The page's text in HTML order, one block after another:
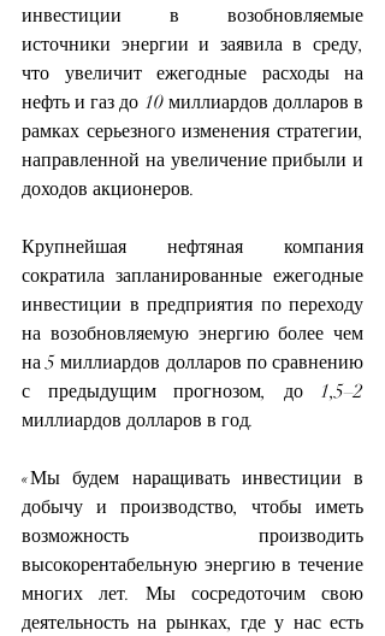
инвестиции в возобновляемые
источники энергии и заявила в среду,
что увеличит ежегодные расходы на
нефть и газ до 10 миллиардов долларов в
рамках серьезного изменения стратегии,
направленной на увеличение прибыли и
доходов акционеров.
Крупнейшая нефтяная компания
сократила запланированные ежегодные
инвестиции в предприятия по переходу
на возобновляемую энергию более чем
на 5 миллиардов долларов по сравнению
с предыдущим прогнозом, до 1,5–2
миллиардов долларов в год.
«Мы будем наращивать инвестиции в
добычу и производство, чтобы иметь
возможность производить
высокорентабельную энергию в течение
многих лет. Мы сосредоточим свою
деятельность на рынках, где у нас есть